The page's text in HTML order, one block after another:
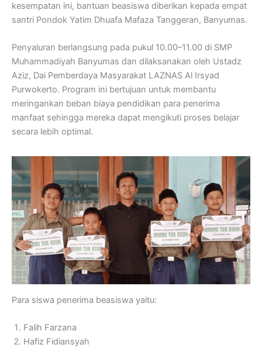
kesempatan ini, bantuan beasiswa diberikan kepada empat
santri Pondok Yatim Dhuafa Mafaza Tanggeran, Banyumas.
Penyaluran berlangsung pada pukul 10.00–11.00 di SMP
Muhammadiyah Banyumas dan dilaksanakan oleh Ustadz
Aziz, Dai Pemberdaya Masyarakat LAZNAS Al Irsyad
Purwokerto. Program ini bertujuan untuk membantu
meringankan beban biaya pendidikan para penerima
manfaat sehingga mereka dapat mengikuti proses belajar
secara lebih optimal.
Para siswa penerima beasiswa yaitu:
Falih Farzana
Hafiz Fidiansyah